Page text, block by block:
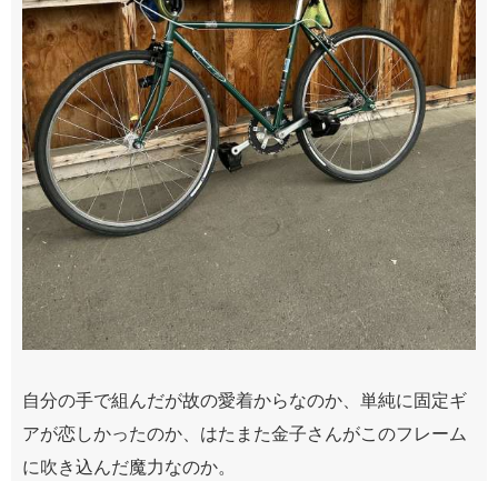
自分の手で組んだが故の愛着からなのか、単純に固定ギ
アが恋しかったのか、はたまた金子さんがこのフレーム
に吹き込んだ魔力なのか。